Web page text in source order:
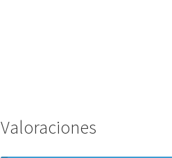
Valoraciones